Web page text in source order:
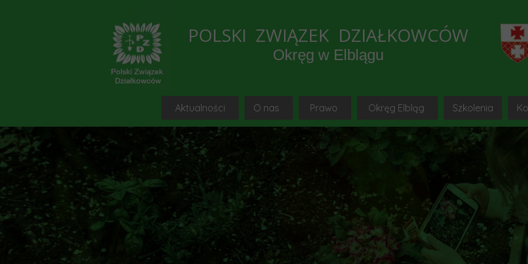
POLSKI ZWIĄZEK DZIAŁKOWCÓW
Okręg w Elblągu
Aktualności
Bieżące wydarzenia
Przegląd mediów lokalnych
Blogi, portale i strony ogrodnicze, Youtube
Informacje i komunikaty OZ PZD-sq-pl
Wykaz wolnych działek w ROD Okręgu Elbląg 2021
Porady ogrodnicze
O nas
Co to jest PZD-sq-pl
Hymn i godło-sq-pl
Strona główna
Prawo
Uchwały OZ PZD Elbląg-sq-pl
Uchwały KR PZD-sq-pl
Wzory dokumentów-sq-pl
Okręg Elbląg
Okręgowa Rada PZD w
Okręgowa Komisja Rewizyjna PZD
Delegaci na Krajowy Zjazd
Komisje problemowe
Kolegia Prezesów
Szkolenia
Instrukcja do
Platforma
Materiały